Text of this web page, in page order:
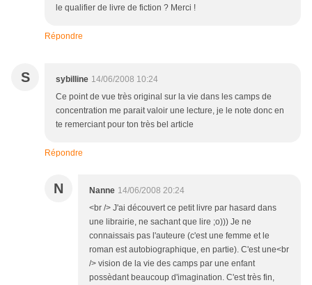
le qualifier de livre de fiction ? Merci !
Répondre
S sybilline 14/06/2008 10:24
Ce point de vue très original sur la vie dans les camps de
concentration me parait valoir une lecture, je le note donc en
te remerciant pour ton très bel article
Répondre
N Nanne 14/06/2008 20:24
<br /> J'ai découvert ce petit livre par hasard dans
une librairie, ne sachant que lire ;o))) Je ne
connaissais pas l'auteure (c'est une femme et le
roman est autobiographique, en partie). C'est une<br
/> vision de la vie des camps par une enfant
possèdant beaucoup d'imagination. C'est très fin,